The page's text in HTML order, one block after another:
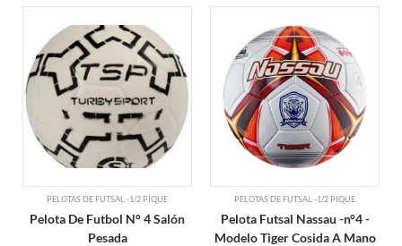
PELOTAS DE FUTSAL -1/2 PIQUE
Pelota De Futbol N° 4 Salón
Pesada
PELOTAS DE FUTSAL -1/2 PIQUE
Pelota Futsal Nassau -n°4 -
Modelo Tiger Cosida A Mano